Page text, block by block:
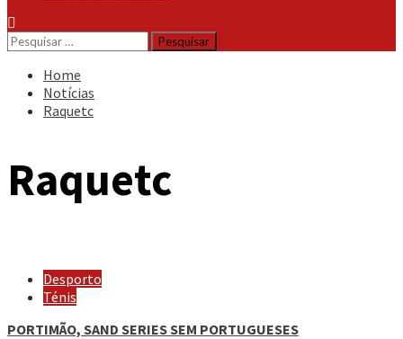
Pesquisar
por:
Home
Notícias
Raquetc
Raquetc
Desporto
Ténis
PORTIMÃO, SAND SERIES SEM PORTUGUESES